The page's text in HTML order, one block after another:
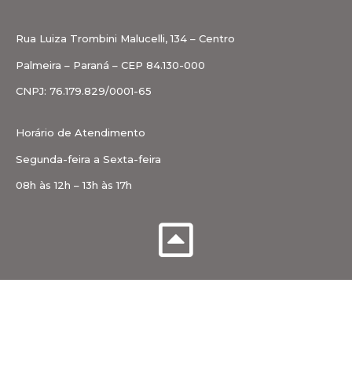
Rua Luiza Trombini Malucelli, 134 – Centro
Palmeira – Paraná – CEP 84.130-000
CNPJ: 76.179.829/0001-65
Horário de Atendimento
Segunda-feira a Sexta-feira
08h às 12h – 13h às 17h